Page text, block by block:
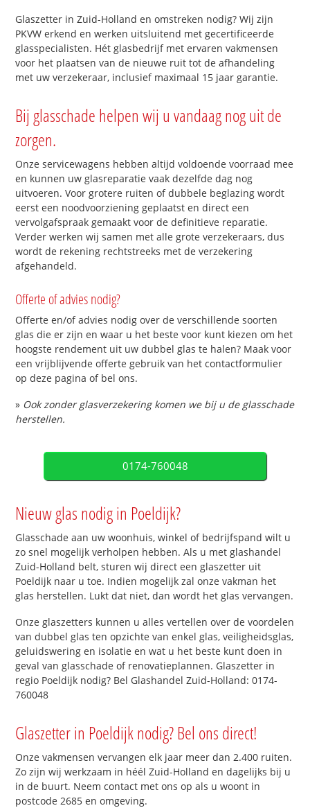
Glaszetter in Zuid-Holland en omstreken nodig? Wij zijn
PKVW erkend en werken uitsluitend met gecertificeerde
glasspecialisten. Hét glasbedrijf met ervaren vakmensen
voor het plaatsen van de nieuwe ruit tot de afhandeling
met uw verzekeraar, inclusief maximaal 15 jaar garantie.
Bij glasschade helpen wij u vandaag nog uit de
zorgen.
Onze servicewagens hebben altijd voldoende voorraad mee
en kunnen uw glasreparatie vaak dezelfde dag nog
uitvoeren. Voor grotere ruiten of dubbele beglazing wordt
eerst een noodvoorziening geplaatst en direct een
vervolgafspraak gemaakt voor de definitieve reparatie.
Verder werken wij samen met alle grote verzekeraars, dus
wordt de rekening rechtstreeks met de verzekering
afgehandeld.
Offerte of advies nodig?
Offerte en/of advies nodig over de verschillende soorten
glas die er zijn en waar u het beste voor kunt kiezen om het
hoogste rendement uit uw dubbel glas te halen? Maak voor
een vrijblijvende offerte gebruik van het contactformulier
op deze pagina of bel ons.
» Ook zonder glasverzekering komen we bij u de glasschade
herstellen.
0174-760048
Nieuw glas nodig in Poeldijk?
Glasschade aan uw woonhuis, winkel of bedrijfspand wilt u
zo snel mogelijk verholpen hebben. Als u met glashandel
Zuid-Holland belt, sturen wij direct een glaszetter uit
Poeldijk naar u toe. Indien mogelijk zal onze vakman het
glas herstellen. Lukt dat niet, dan wordt het glas vervangen.
Onze glaszetters kunnen u alles vertellen over de voordelen
van dubbel glas ten opzichte van enkel glas, veiligheidsglas,
geluidswering en isolatie en wat u het beste kunt doen in
geval van glasschade of renovatieplannen. Glaszetter in
regio Poeldijk nodig? Bel Glashandel Zuid-Holland: 0174-
760048
Glaszetter in Poeldijk nodig? Bel ons direct!
Onze vakmensen vervangen elk jaar meer dan 2.400 ruiten.
Zo zijn wij werkzaam in héél Zuid-Holland en dagelijks bij u
in de buurt. Neem contact met ons op als u woont in
postcode 2685 en omgeving.